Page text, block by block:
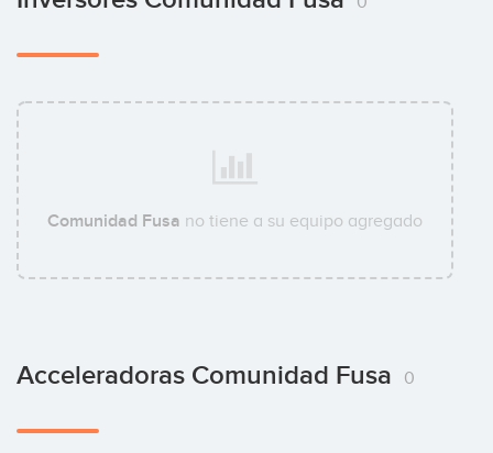
Comunidad Fusa no tiene a su equipo agregado
Acceleradoras Comunidad Fusa 0